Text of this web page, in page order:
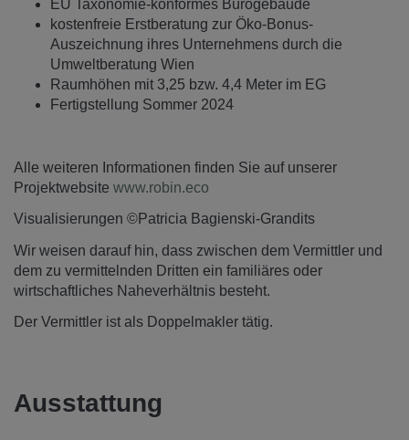
EU Taxonomie-konformes Bürogebäude
kostenfreie Erstberatung zur Öko-Bonus-
Auszeichnung ihres Unternehmens durch die
Umweltberatung Wien
Raumhöhen mit 3,25 bzw. 4,4 Meter im EG
Fertigstellung Sommer 2024
Alle weiteren Informationen finden Sie auf unserer
Projektwebsite www.robin.eco
Visualisierungen ©Patricia Bagienski-Grandits
Wir weisen darauf hin, dass zwischen dem Vermittler und
dem zu vermittelnden Dritten ein familiäres oder
wirtschaftliches Naheverhältnis besteht.
Der Vermittler ist als Doppelmakler tätig.
Ausstattung